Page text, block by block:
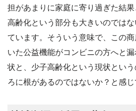
担があまりに家庭に寄り過ぎた結
高齢化という部分も大きいのでは
ています。そういう意味で、この
いた公益機能がコンビニの方へと
状と、少子高齢化という現状とい
ろに根があるのではないか？と感じ